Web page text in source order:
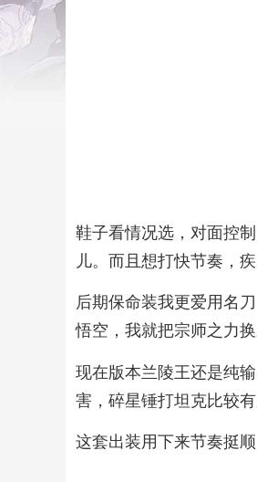
鞋子看情况选，对面控
儿。而且想打快节奏，
后期保命装我更爱用名
悟空，我就把宗师之力
现在版本兰陵王还是纯
害，碎星锤打坦克比较
这套出装用下来节奏挺